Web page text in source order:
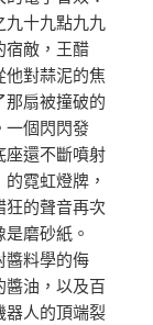
九十九點九九
宿敵，王醋
他對蒜泥的焦
那扇被撞破的
一個閃閃發
座還不斷噴射
霓虹燈牌，
狂的聲音再次
磨砂紙。
醬料學的侮
油，以及百
器人的頂端裂